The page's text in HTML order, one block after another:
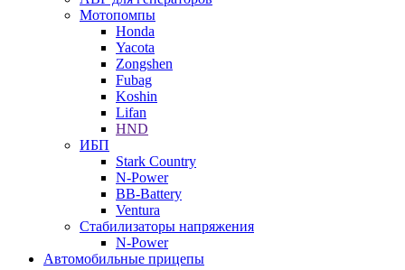
Мотопомпы
Honda
Yacota
Zongshen
Fubag
Koshin
Lifan
HND
ИБП
Stark Country
N-Power
BB-Battery
Ventura
Стабилизаторы напряжения
N-Power
Автомобильные прицепы